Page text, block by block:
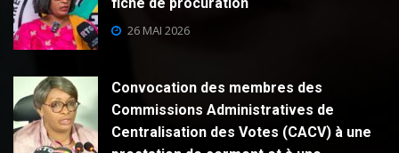
26 MAI 2026
Convocation des membres des
Commissions Administratives de
Centralisation des Votes (CACV) à une